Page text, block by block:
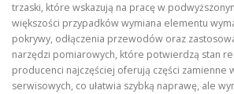
trzaski, które wskazują na pracę w
większości przypadków wymiana elementu
pokrywy, odłączenia przewodów oraz
narzędzi pomiarowych, które potwierdzą stan
producenci najczęściej oferują części zamienne
serwisowych, co ułatwia szybką naprawę, ale